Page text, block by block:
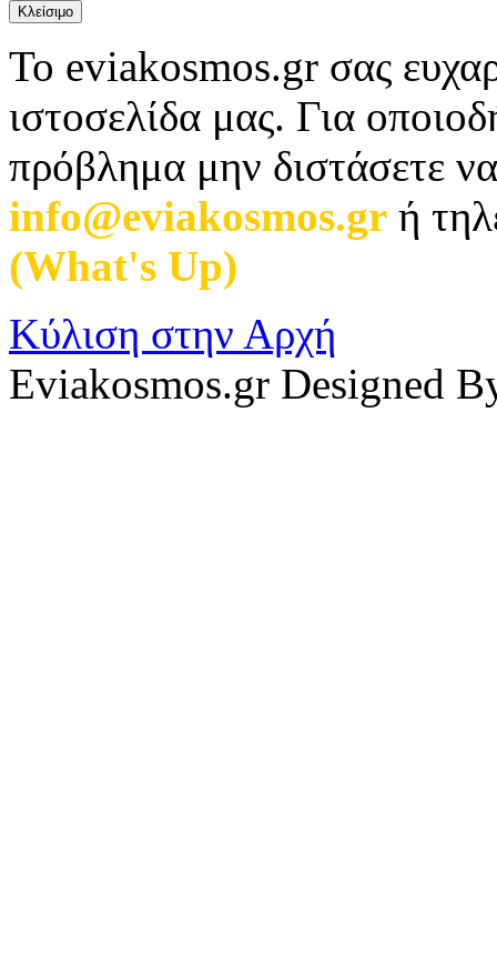
Κλείσιμο
Το eviakosmos.gr σας
ιστοσελίδα μας. Για
πρόβλημα μην διστάσετε
info@eviakosmos.gr ή
(What's Up)
Κύλιση στην Αρχή
Eviakosmos.gr Designed